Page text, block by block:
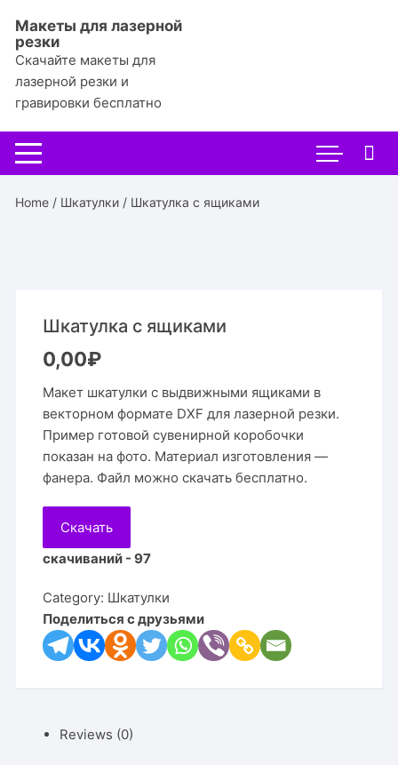
содержимому
Макеты для лазерной
резки
Скачайте макеты для
лазерной резки и
гравировки бесплатно
Home / Шкатулки / Шкатулка с ящиками
Шкатулка с ящиками
0,00₽
Макет шкатулки с выдвижными ящиками в
векторном формате DXF для лазерной резки.
Пример готовой сувенирной коробочки
показан на фото. Материал изготовления —
фанера. Файл можно скачать бесплатно.
Скачать
скачиваний - 97
Category: Шкатулки
Поделиться с друзьями
Reviews (0)